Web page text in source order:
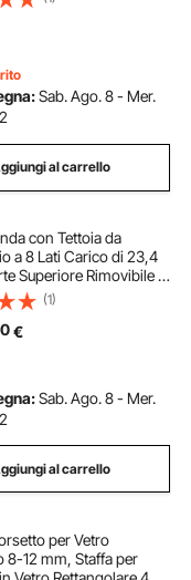
Inossidabile 304,
in Vetro
5 mm
Sab. Ago. 8 - Mer.
al carrello
con Tettoia da
a 8 Lati Carico di 23,4
Superiore Rimovibile e
il Trasporto, Montaggio
Morsi, Riparo Solare
Marrone
(1)
€
Sab. Ago. 8 - Mer.
al carrello
per Vetro
8-12 mm, Staffa per